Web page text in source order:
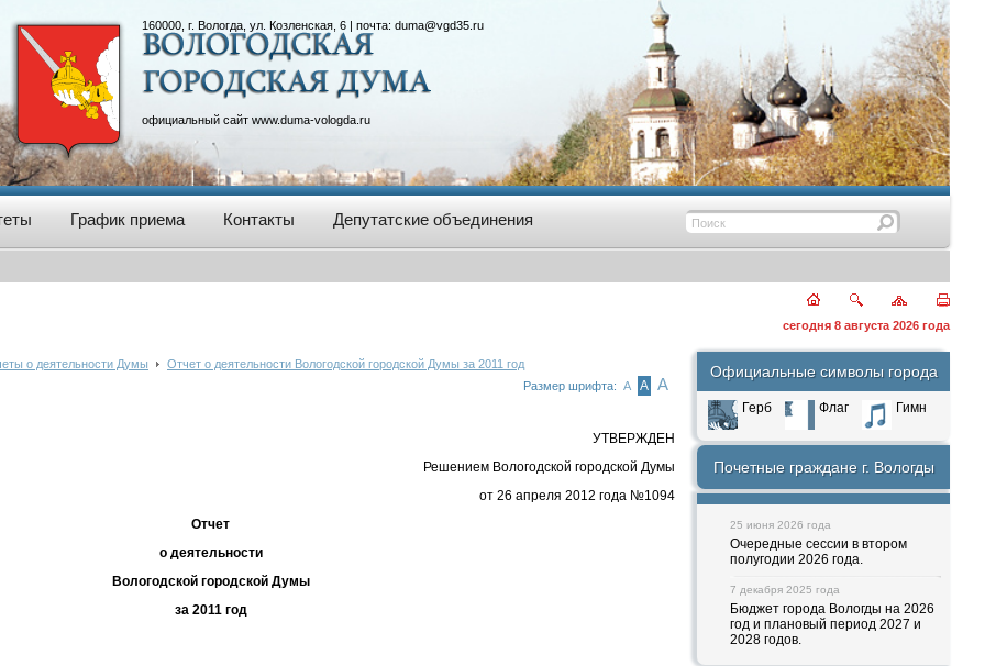
160000, г. Вологда, ул. Козленская, 6 | почта: duma@vgd35.ru
официальный сайт www.duma-vologda.ru
График приема Контакты Депутатские объединения
сегодня 8 августа 2026 года
о деятельности Думы
Отчет о деятельности Вологодской городской Думы за 2011 год
Размер шрифта: А А А
УТВЕРЖДЕН
Решением Вологодской городской Думы
от 26 апреля 2012 года №1094
Отчет
о деятельности
Вологодской городской Думы
за 2011 год
Официальные символы города
Герб Флаг Гимн
Почетные граждане г. Вологды
25 июня 2026 года
Очередные сессии в втором
полугодии 2026 года.
7 декабря 2025 года
Бюджет города Вологды на 2026
год и плановый период 2027 и
2028 годов.